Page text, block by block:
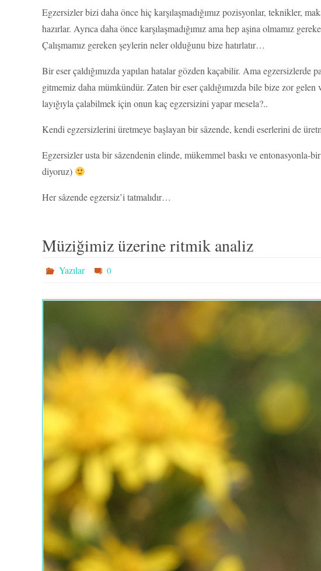
Egzersizler bizi daha önce hiç karşılaşmadığımız pozisyonlar, teknikler,
hazırlar. Ayrıca daha önce karşılaşmadığımız ama hep aşina olmamız
Çalışmamız gereken şeylerin neler olduğunu bize hatırlatır…
Bir eser çaldığımızda yapılan hatalar gözden kaçabilir. Ama egzersizlerde
gitmemiz daha mümkündür. Zaten bir eser çaldığımızda bile bize zor
layığıyla çalabilmek için onun kaç egzersizini yapar mesela?..
Kendi egzersizlerini üretmeye başlayan bir sâzende, kendi eserlerini de
Egzersizler usta bir sâzendenin elinde, mükemmel baskı ve entonasyonla-
diyoruz)
Her sâzende egzersiz’i tatmalıdır…
Müziğimiz üzerine ritmik analiz
Yazılar 0